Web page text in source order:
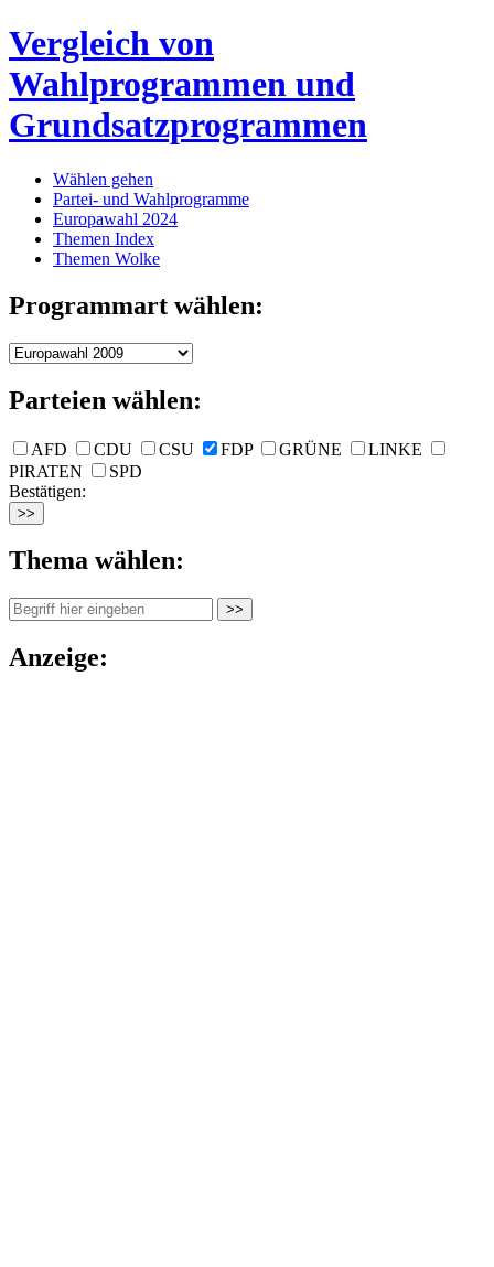
Vergleich von
Wahlprogrammen und
Grundsatzprogrammen
Wählen gehen
Partei- und Wahlprogramme
Europawahl 2024
Themen Index
Themen Wolke
Programmart wählen:
Parteien wählen:
AFD CDU CSU FDP GRÜNE
LINKE
PIRATEN
SPD
Bestätigen:
Thema wählen:
Anzeige: